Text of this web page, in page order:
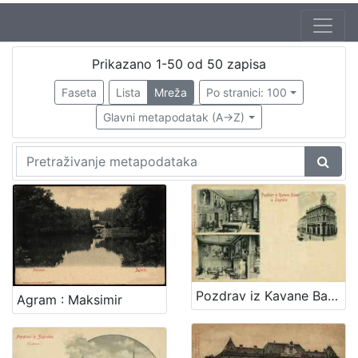
Autor
Izdavač
Knjižnice grada Zagreba
Prikazano 1-50 od 50 zapisa
Faseta Lista Mreža
Po stranici: 100
Glavni metapodatak (A->Z)
Agram : Maksimir Pozdrav iz Kavane Bauer u Zagrebu